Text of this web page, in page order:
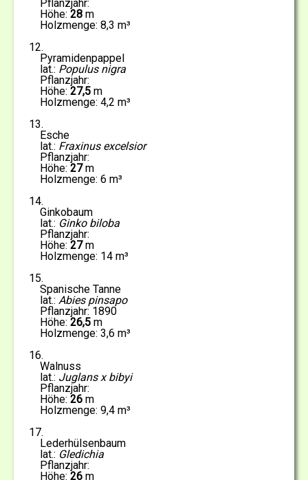
28
8,3
12
Pyramidenpappel
Populus nigra
27,5
4,2
13
Esche
Fraxinus excelsior
27
6
14
Ginkobaum
Ginko biloba
27
14
15
Spanische Tanne
Abies pinsapo
1890
26,5
3,6
16
Walnuss
Juglans x bibyi
26
9,4
17
Lederhülsenbaum
Gledichia
26